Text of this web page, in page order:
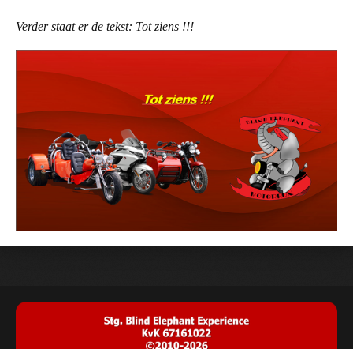
Verder staat er de tekst: Tot ziens !!!